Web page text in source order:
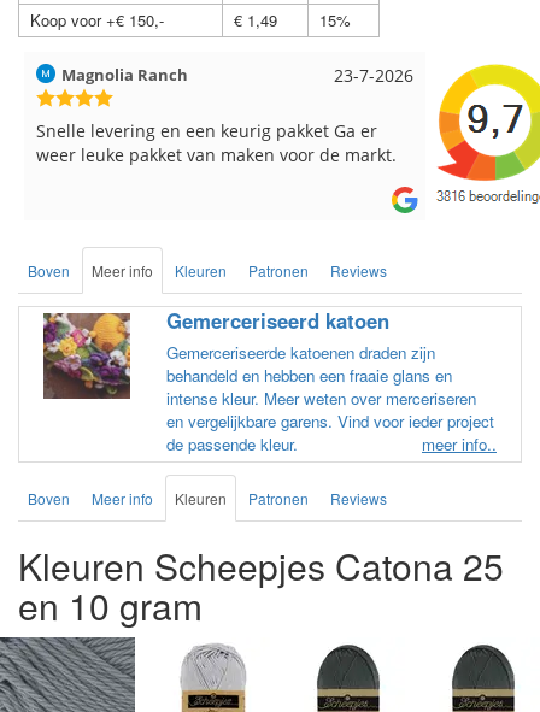
Koop voor +€ 150,-
€ 1,49 15%
17-7-2026
Hilde uit Loyers
Reeds meerdere keren breigaren en
breinaalden besteld, altijd heel tevreden over
Loes uit
Snelle
Boven Meer info Kleuren Patronen Reviews
Gemerceriseerd katoen
Gemerceriseerde katoenen draden zijn
behandeld en hebben een fraaie glans en
intense kleur. Meer weten over merceriseren
en vergelijkbare garens. Vind voor ieder project
de passende kleur.
meer info..
Boven Meer info Kleuren Patronen Reviews
Kleuren Scheepjes Catona 25
en 10 gram